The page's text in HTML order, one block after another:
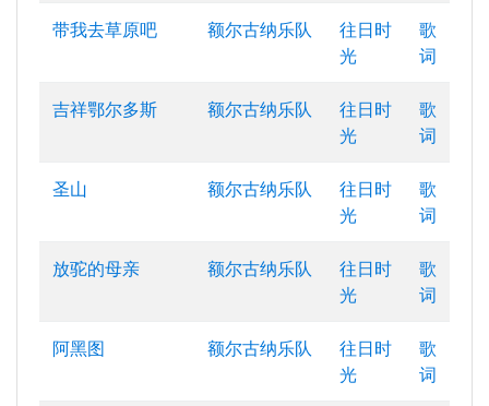
带我去草原吧 额尔古纳乐队
往日时
光
歌
词
吉祥鄂尔多斯 额尔古纳乐队
往日时
光
歌
词
圣山 额尔古纳乐队
往日时
光
歌
词
放驼的母亲 额尔古纳乐队
往日时
光
歌
词
阿黑图 额尔古纳乐队
往日时
光
歌
词